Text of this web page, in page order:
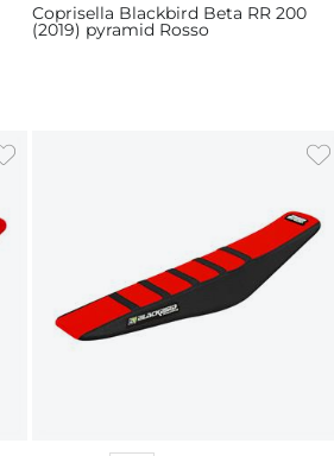
Coprisella Blackbird Beta RR 200
(2019) pyramid Rosso